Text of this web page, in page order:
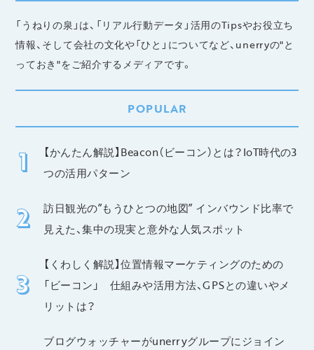
「うねりの泉」は、「リアル行動データ」活用のTipsやお役立ち
情報、そして会社の文化や「ひと」についてなど、unerryの"と
っておき"をご紹介するメディアです。
POPULAR
【かんたん解説】Beacon（ビーコン）とは？IoT時代の3
つの活用パターン
訪日観光の”もうひとつの地図” インバウンド比率で
見えた、集中の現実と意外な人気スポット
【くわしく解説】位置情報マーケティングのための
「ビーコン」 仕組みや活用方法、GPSとの違いやメ
リットは？
ブログウォッチャーがunerryグループにジョイン